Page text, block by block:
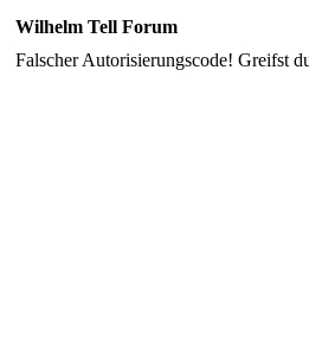
Wilhelm Tell Forum
Falscher Autorisierungscode! Greifst